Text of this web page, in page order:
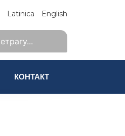
Latinica English
КОНТАКТ